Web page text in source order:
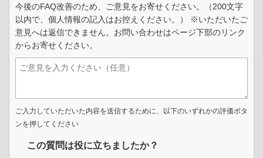
今後のFAQ改善のため、ご意見をお寄せください。（200文字
以内で、個人情報の記入はお控えください。） ※いただいたご
意見へは返信できません。お問い合わせはページ下部のリンク
からお寄せください。
ご入力していただいた内容を送信するために、以下のいずれかの評価ボタ
ンを押してください
この質問は役に立ちましたか？